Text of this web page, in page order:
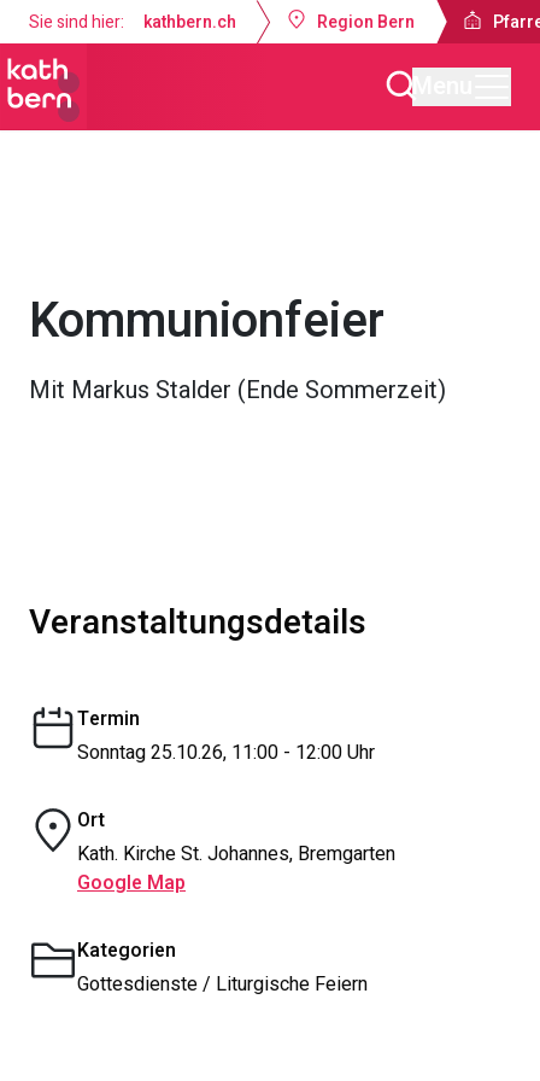
Sie sind hier: kathbern.ch Region Bern
Kommunionfeier
Mit Markus Stalder (Ende Sommerzeit)
Veranstaltungsdetails
Termin
Sonntag 25.10.26, 11:00 - 12:00 Uhr
Ort
Kath. Kirche St. Johannes, Bremgarten
Google Map
Kategorien
Gottesdienste / Liturgische Feiern